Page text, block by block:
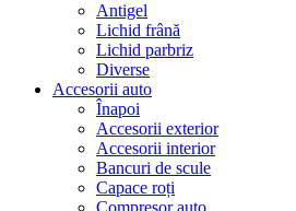
Antigel
Lichid frână
Lichid parbriz
Diverse
Accesorii auto
Înapoi
Accesorii exterior
Accesorii interior
Bancuri de scule
Capace roți